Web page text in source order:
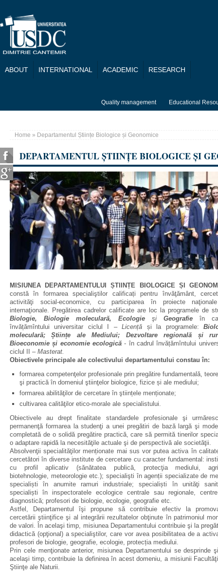
ABOUT INTERNATIONAL ACADEMIC RESEARCH
Quality management Educational
You are here
Home » Departamentul Științe Biologice și Geonomice
DEPARTAMENTUL ȘTIINȚE BIOLOGICE ȘI
MISIUNEA DEPARTAMENTULUI ȘTIINȚE BIOLOGICE ȘI
constă în formarea specialiştilor calificați pentru învăţământ,
activităţi social-economice, cu participarea în proiecte
internaţionale. Pregătirea cadrelor calificate are loc la programele de
Biologie, Biologie moleculară, Ecologie şi Geografie în
învățămîntului universitar ciclul I –Licență și la programele:
moleculară; Științe ale Mediului; Dezvoltare regională și
Bioeconomie și economie ecologică - în cadrul învățămîntului
ciclul II – Masterat.
Obiectivele principale ale colectivului departamentului constau în:
formarea competenţelor profesionale prin pregătire fundamentală,
şi practică în domeniul ştiinţelor biologice, fizice și ale mediului;
formarea abilităţilor de cercetare în ştiințele menționate;
cultivarea calităţilor etico-morale ale specialistului.
Obiectivele au drept finalitate standardele profesionale şi
permanenţă formarea la studenţi a unei pregătiri de bază largă şi
completată de o solidă pregătire practică, care să permită tinerilor
o adaptare rapidă la necesităţile actuale şi de perspectivă ale societăţii.
Absolvenţii specialităţilor menționate mai sus vor putea activa în
cercetători în diverse institute de cercetare cu caracter fundamental:
cu profil aplicativ (sănătatea publică, protecţia mediului,
biotehnologie, meteorologie etc.); specialişti în agenții specializate de
specialiști în anumite ramuri industriale; specialiști în unităţi
specialiști în inspectoratele ecologice centrale sau regionale,
diagnostică; profesori de biologie, ecologie, geografie etc.
Astfel, Departamentul îşi propune să contribuie efectiv la
cercetării ştiinţifice şi al integrării rezultatelor obţinute în patrimoniul
de valori. În acelaşi timp, misiunea Departamentului contribuie şi la
didactică (opţional) a specialiştilor, care vor avea posibilitatea de a
profesori de biologie, geografie, ecologie, protecția mediului.
Prin cele menţionate anterior, misiunea Departamentului se desprinde
acelaşi timp, contribuie la definirea în acest domeniu, a misiunii
Ştiinţe ale Naturii.